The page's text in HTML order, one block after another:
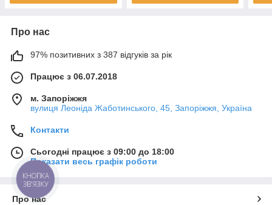
Про нас
97% позитивних з 387 відгуків за рік
Працює з 06.07.2018
м. Запоріжжя
вулиця Леоніда Жаботинського, 45, Запоріжжя, Україна
Контакти
Сьогодні працює з 09:00 до 18:00
Показати весь графік роботи
Про нас
КНОПКА
ЗВ'ЯЗКУ